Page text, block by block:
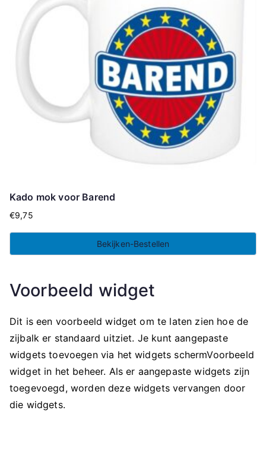
Kado mok voor Barend
€9,75
Bekijken-Bestellen
Voorbeeld widget
Dit is een voorbeeld widget om te laten zien hoe de
zijbalk er standaard uitziet. Je kunt aangepaste
widgets toevoegen via het widgets schermVoorbeeld
widget in het beheer. Als er aangepaste widgets zijn
toegevoegd, worden deze widgets vervangen door
die widgets.